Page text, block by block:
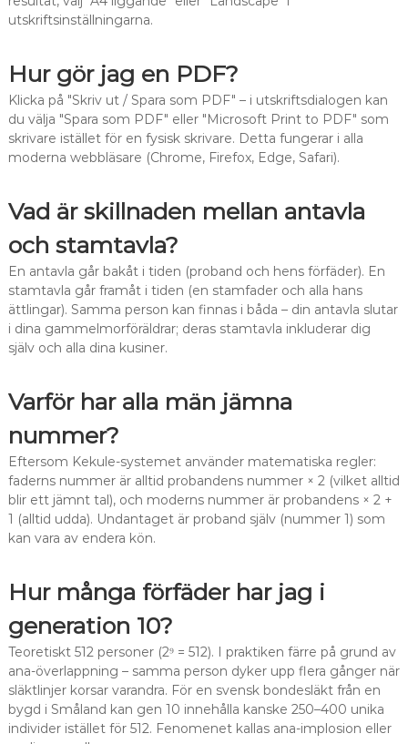
utskriftsinställningarna.
Hur gör jag en PDF?
Klicka på "Skriv ut / Spara som PDF" – i utskriftsdialogen kan
du välja "Spara som PDF" eller "Microsoft Print to PDF" som
skrivare istället för en fysisk skrivare. Detta fungerar i alla
moderna webbläsare (Chrome, Firefox, Edge, Safari).
Vad är skillnaden mellan antavla
och stamtavla?
En antavla går bakåt i tiden (proband och hens förfäder). En
stamtavla går framåt i tiden (en stamfader och alla hans
ättlingar). Samma person kan finnas i båda – din antavla slutar
i dina gammelmorföräldrar; deras stamtavla inkluderar dig
själv och alla dina kusiner.
Varför har alla män jämna
nummer?
Eftersom Kekule-systemet använder matematiska regler:
faderns nummer är alltid probandens nummer × 2 (vilket alltid
blir ett jämnt tal), och moderns nummer är probandens × 2 +
1 (alltid udda). Undantaget är proband själv (nummer 1) som
kan vara av endera kön.
Hur många förfäder har jag i
generation 10?
Teoretiskt 512 personer (2⁹ = 512). I praktiken färre på grund av
ana-överlappning – samma person dyker upp flera gånger när
släktlinjer korsar varandra. För en svensk bondesläkt från en
bygd i Småland kan gen 10 innehålla kanske 250–400 unika
individer istället för 512. Fenomenet kallas ana-implosion eller